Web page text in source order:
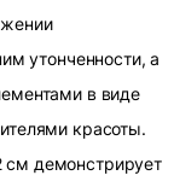
утонченности, а
в виде
красоты.
демонстрирует